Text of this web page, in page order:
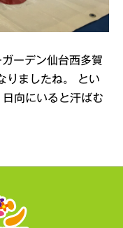
ーデン仙台西多賀
りましたね。 とい
向にいると汗ばむ